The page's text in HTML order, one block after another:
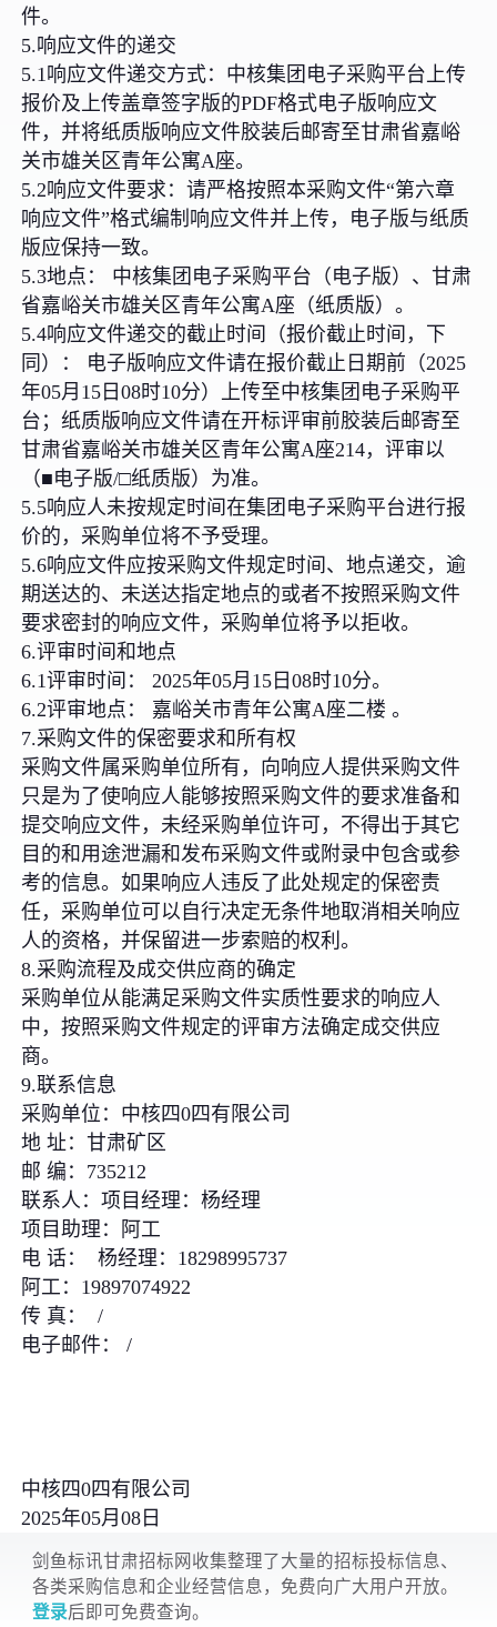
件。
5.响应文件的递交
5.1响应文件递交方式：中核集团电子采购平台上传
报价及上传盖章签字版的PDF格式电子版响应文
件，并将纸质版响应文件胶装后邮寄至甘肃省嘉峪
关市雄关区青年公寓A座。
5.2响应文件要求：请严格按照本采购文件“第六章
响应文件”格式编制响应文件并上传，电子版与纸质
版应保持一致。
5.3地点： 中核集团电子采购平台（电子版）、甘肃
省嘉峪关市雄关区青年公寓A座（纸质版）。
5.4响应文件递交的截止时间（报价截止时间，下
同）： 电子版响应文件请在报价截止日期前（2025
年05月15日08时10分）上传至中核集团电子采购平
台；纸质版响应文件请在开标评审前胶装后邮寄至
甘肃省嘉峪关市雄关区青年公寓A座214，评审以
（■电子版/□纸质版）为准。
5.5响应人未按规定时间在集团电子采购平台进行报
价的，采购单位将不予受理。
5.6响应文件应按采购文件规定时间、地点递交，逾
期送达的、未送达指定地点的或者不按照采购文件
要求密封的响应文件，采购单位将予以拒收。
6.评审时间和地点
6.1评审时间： 2025年05月15日08时10分。
6.2评审地点： 嘉峪关市青年公寓A座二楼 。
7.采购文件的保密要求和所有权
采购文件属采购单位所有，向响应人提供采购文件
只是为了使响应人能够按照采购文件的要求准备和
提交响应文件，未经采购单位许可，不得出于其它
目的和用途泄漏和发布采购文件或附录中包含或参
考的信息。如果响应人违反了此处规定的保密责
任，采购单位可以自行决定无条件地取消相关响应
人的资格，并保留进一步索赔的权利。
8.采购流程及成交供应商的确定
采购单位从能满足采购文件实质性要求的响应人
中，按照采购文件规定的评审方法确定成交供应
商。
9.联系信息
采购单位：中核四0四有限公司
地 址：甘肃矿区
邮 编：735212
联系人：项目经理：杨经理
项目助理：阿工
电 话： 杨经理：18298995737
阿工：19897074922
传 真： /
电子邮件： /
中核四0四有限公司
2025年05月08日
剑鱼标讯甘肃招标网收集整理了大量的招标投标信息、
各类采购信息和企业经营信息，免费向广大用户开放。
登录后即可免费查询。